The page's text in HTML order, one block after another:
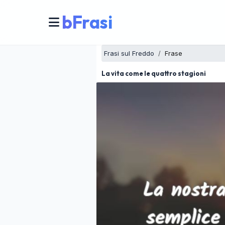
bFrasi
Frasi sul Freddo Frase
La vita come le quattro stagioni